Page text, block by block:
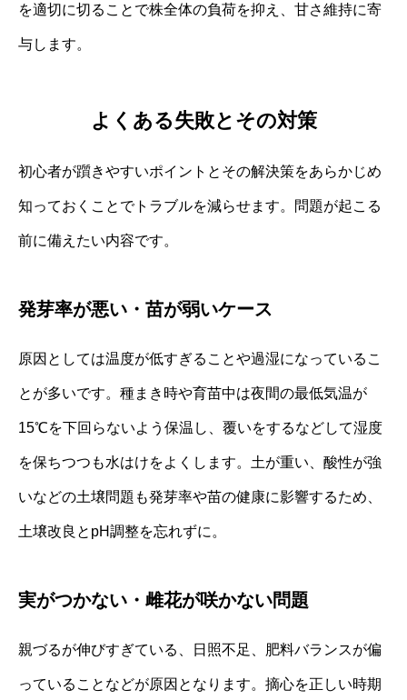
を適切に切ることで株全体の負荷を抑え、甘さ維持に寄
与します。
よくある失敗とその対策
初心者が躓きやすいポイントとその解決策をあらかじめ
知っておくことでトラブルを減らせます。問題が起こる
前に備えたい内容です。
発芽率が悪い・苗が弱いケース
原因としては温度が低すぎることや過湿になっているこ
とが多いです。種まき時や育苗中は夜間の最低気温が
15℃を下回らないよう保温し、覆いをするなどして湿度
を保ちつつも水はけをよくします。土が重い、酸性が強
いなどの土壌問題も発芽率や苗の健康に影響するため、
土壌改良とpH調整を忘れずに。
実がつかない・雌花が咲かない問題
親づるが伸びすぎている、日照不足、肥料バランスが偏
っていることなどが原因となります。摘心を正しい時期